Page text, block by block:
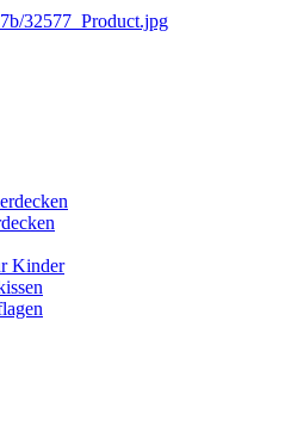
Kinder